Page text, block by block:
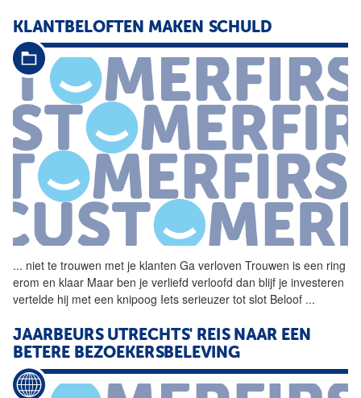
KLANTBELOFTEN MAKEN SCHULD
... niet te trouwen met je klanten Ga verloven Trouwen is een ring
erom en klaar Maar ben je verliefd verloofd dan blijf je investeren
vertelde hij met een knipoog Iets serieuzer tot slot Beloof ...
JAARBEURS UTRECHTS' REIS NAAR EEN
BETERE BEZOEKERSBELEVING